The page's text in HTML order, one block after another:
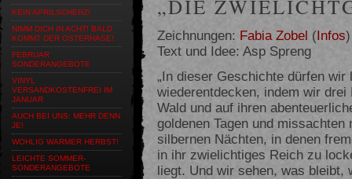
KEIN APRILSCHERZ!
NIMM DICH IN ACHT! BALD
KOMMT DER OSTERHASE!
FEBRUAR
SONDERANGEBOTE
VINYL
VERSANDKOSTENFREI IM
JANUAR
AUCH BEI UNS: MEHR DENN
JE!
WOHLIG WARMER HERBST!
LEICHTE SOMMER-
SONDERANGEBOTE
„DIE
Zeichnungen: Fabia Zobel (Infos)
Text und Idee: Asp Spreng
„In dieser Geschichte dürfen
wiederentdecken, indem wir
Wald und auf ihren
goldenen Tagen und
silbernen Nächten, in denen
in ihr zwielichtiges Reich zu
liegt. Und wir sehen, was